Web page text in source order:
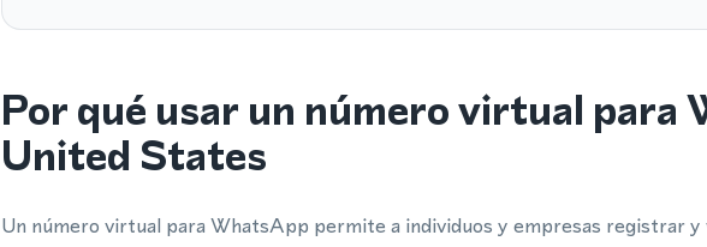
Por qué usar un número virtual para
United States
Un número virtual para WhatsApp permite a individuos y empresas registrar